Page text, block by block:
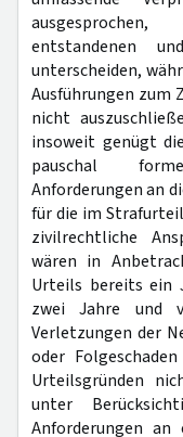
entstandenen
unterscheiden,
Ausführungen zum
nicht
insoweit genügt
pauschal
Anforderungen an
für die im
zivilrechtliche
wären in
Urteils bereits ein
zwei Jahre und
Verletzungen der
oder
Urteilsgründen
unter
Anforderungen an